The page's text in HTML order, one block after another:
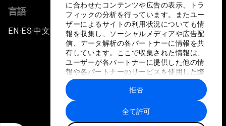
に合わせたコンテンツや広告の表示、トラ
フィックの分析を行っています。またユー
ザーによるサイトの利用状況についても情
報を収集し、ソーシャルメディアや広告配
信、データ解析の各パートナーに情報を共
有しています。ここで収集された情報は、
ユーザーが各パートナーに提供した他の情
報や各パートナーのサービスを使用した際
に収集された情報と組み合わされ、各パー
トナーによって使用されることがありま
す。
全て許可
拒否
言語
EN ▪ ES▪中文▪ 日本語
プライバシーポリシーと利用規約
サイトマップ